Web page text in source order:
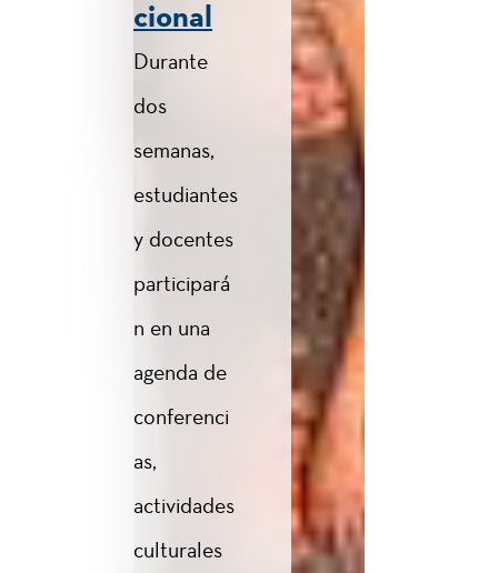
cional
Durante
dos
semanas,
estudiantes
y docentes
participará
n en una
agenda de
conferenci
as,
actividades
culturales